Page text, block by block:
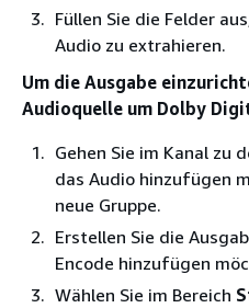
Füllen Sie die Felder
Audio zu extrahieren.
Um die Ausgabe
Audioquelle um Dolby
Gehen Sie im Kanal zu
das Audio hinzufügen
neue Gruppe.
Erstellen Sie die
Encode hinzufügen
Wählen Sie im Bereich